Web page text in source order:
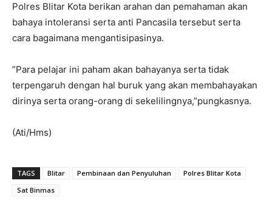
Polres Blitar Kota berikan arahan dan pemahaman akan
bahaya intoleransi serta anti Pancasila tersebut serta
cara bagaimana mengantisipasinya.
”Para pelajar ini paham akan bahayanya serta tidak
terpengaruh dengan hal buruk yang akan membahayakan
dirinya serta orang-orang di sekelilingnya,”pungkasnya.
(Ati/Hms)
TAGS Blitar Pembinaan dan Penyuluhan
Polres Blitar Kota
Sat Binmas